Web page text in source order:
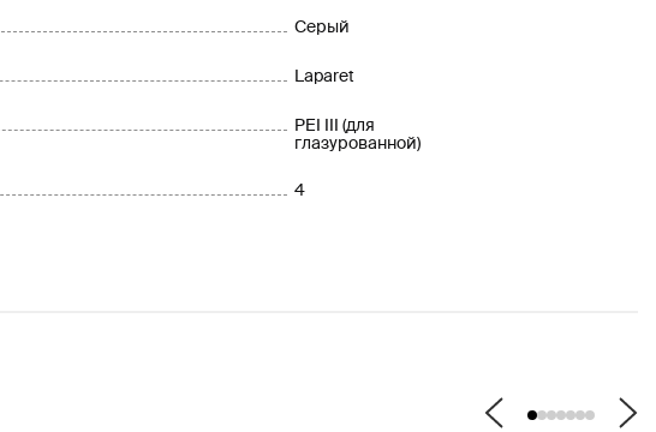
Серый
Laparet
PEI III (для
глазурованной)
4